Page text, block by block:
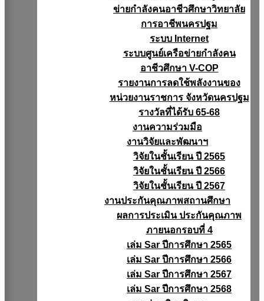
ข่ายกำลังคนอาชีวศึกษาวิทยาลัย
การอาชีพนครปฐม
ระบบ Internet
ระบบศูนย์เครือข่ายกำลังคน
อาชีวศึกษา V-COP
รายงานการลดใช้พลังงานของ
หน่วยงานราชการ จังหวัดนครปฐม
รางวัลที่ได้รับ 65-68
งานความร่วมมือ
งานวิจัยเเละพัฒนาฯ
วิจัยในชั้นเรียน ปี 2565
วิจัยในชั้นเรียน ปี 2566
วิจัยในชั้นเรียน ปี 2567
งานประกันคุณภาพสถานศึกษา
ผลการประเมิน ประกันคุณภาพ
ภายนอกรอบที่ 4
เล่ม Sar ปีการศึกษา 2565
เล่ม Sar ปีการศึกษา 2566
เล่ม Sar ปีการศึกษา 2567
เล่ม Sar ปีการศึกษา 2568